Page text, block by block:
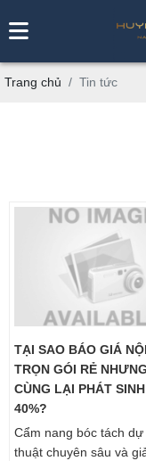
Trang chủ Tin tức
TẠI SAO BÁO GIÁ
TRỌN GÓI RẺ
CÙNG LẠI PHÁT
40%?
Cẩm nang bóc tách
thuật chuyên sâu và